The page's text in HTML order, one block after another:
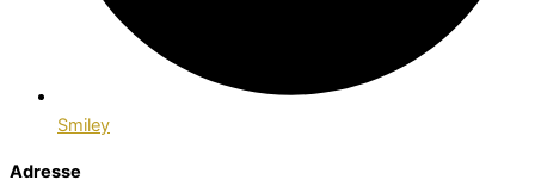
Smiley
Adresse